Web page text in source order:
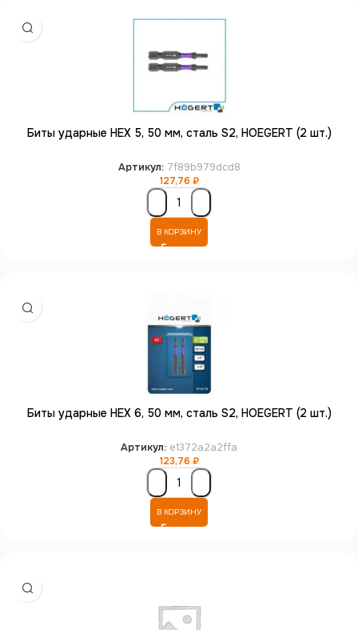
Биты ударные HEX 5, 50 мм, сталь S2, HOEGERT (2 шт.)
Артикул: 7f89b979dcd8
127,76 ₽
В КОРЗИНУ
Биты ударные HEX 6, 50 мм, сталь S2, HOEGERT (2 шт.)
Артикул: e1372a2a2ffa
123,76 ₽
В КОРЗИНУ